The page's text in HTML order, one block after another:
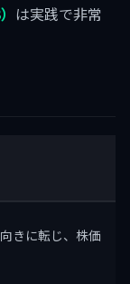
は実践で非常
きに転じ、株価